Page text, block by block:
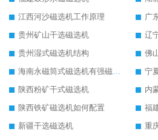
江西河沙磁选机工作原理
广
贵州矿山干选磁选机
辽
贵州湿式磁选机结构
佛
海南永磁筒式磁选机有强磁的吗
宁
陕西粉矿干式磁选机
内
陕西铁矿磁选机如何配置
福
新疆干选磁选机
重